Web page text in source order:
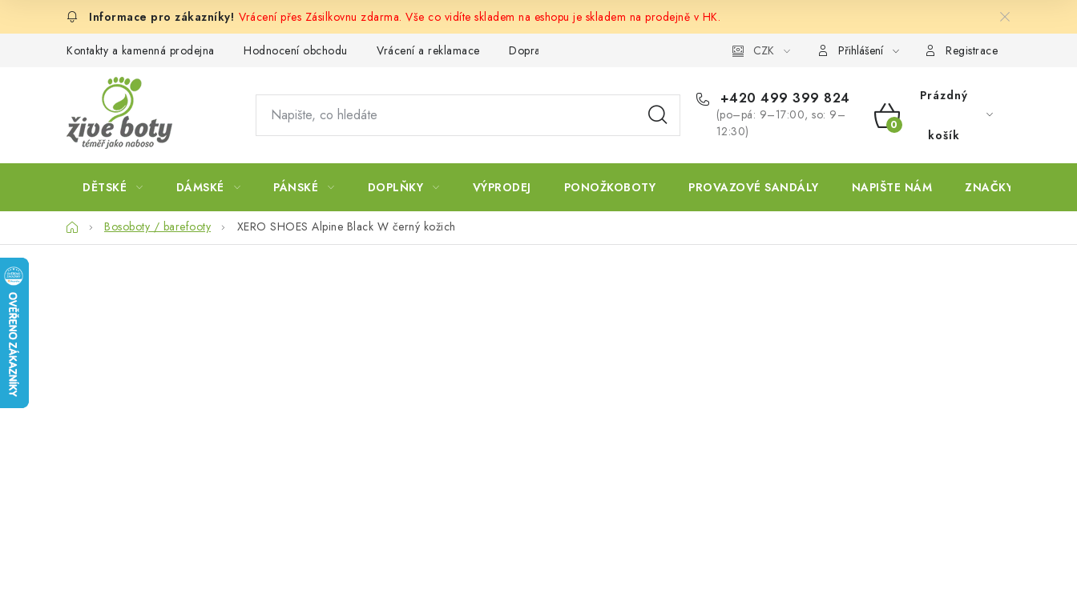
Vrácení přes Zásilkovnu zdarma. Vše co vidíte skladem na eshopu je skladem na prodejně v HK.
Kontakty a kamenná prodejna Hodnocení obchodu Vrácení a reklamace Doprava a platba CZK Přihlášení Registrace
+420 499 399 824
(po–pá: 9–17:00, so: 9–
12:30)
NÁKUPNÍ
KOŠÍK
Prázdný
košík
DĚTSKÉ DÁMSKÉ PÁNSKÉ DOPLŇKY VÝPRODEJ PONOŽKOBOTY PROVAZOVÉ SANDÁLY NAPIŠTE NÁM ZNAČKY
DomůBosoboty / barefooty XERO SHOES Alpine Black W černý kožich